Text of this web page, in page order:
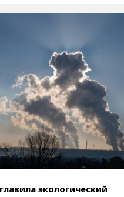
экологический